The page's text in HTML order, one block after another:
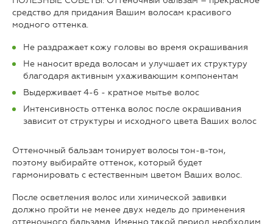
средство для придания Вашим волосам красивого
модного оттенка.
Не раздражает кожу головы во время окрашивания
Не наносит вреда волосам и улучшает их структуру
благодаря активным ухаживающим компонентам
Выдерживает 4-6 - кратное мытье волос
Интенсивность оттенка волос после окрашивания
зависит от структуры и исходного цвета Ваших волос
Оттеночный бальзам тонирует волосы тон-в-тон,
поэтому выбирайте оттенок, который будет
гармонировать с естественным цветом Ваших волос.
После осветления волос или химической завивки
должно пройти не менее двух недель до применения
оттеночного бальзама. Именно такой период необходим